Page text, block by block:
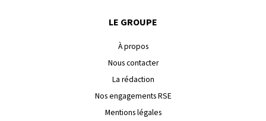
LE GROUPE
À propos
Nous contacter
La rédaction
Nos engagements RSE
Mentions légales